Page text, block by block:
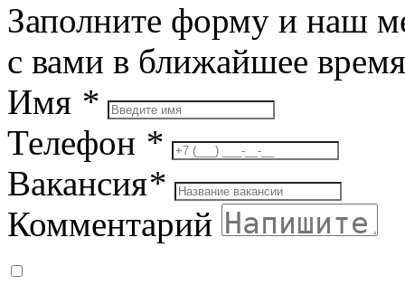
Заполните форму и наш
с вами в ближайшее время
Имя *
Телефон *
Вакансия*
Комментарий